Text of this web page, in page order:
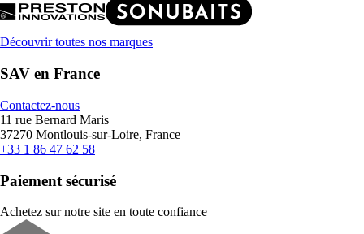
Découvrir toutes nos marques
SAV en France
Contactez-nous
11 rue Bernard Maris
37270 Montlouis-sur-Loire, France
+33 1 86 47 62 58
Paiement sécurisé
Achetez sur notre site en toute confiance